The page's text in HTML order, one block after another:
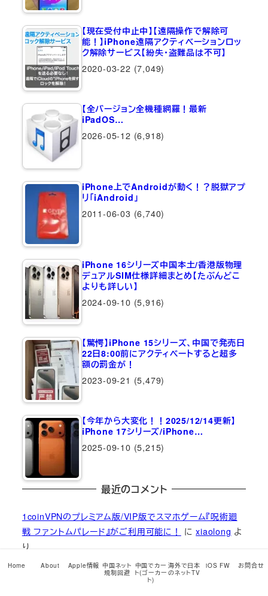
【現在受付中止中】【遠隔操作で解除可
能！】iPhone遠隔アクティベーションロッ
ク解除サービス【紛失・盗難品は不可】
2020-03-22 (7,049)
【全バージョン全機種網羅！最新
iPadOS…
2026-05-12 (6,918)
iPhone上でAndroidが動く！？脱獄アプ
リ「iAndroid」
2011-06-03 (6,740)
iPhone 16シリーズ中国本土/香港版物理
デュアルSIM仕様詳細まとめ【たぶんどこ
よりも詳しい】
2024-09-10 (5,916)
【驚愕】iPhone 15シリーズ、中国で発売日
22日8:00前にアクティベートすると超多
額の罰金が！
2023-09-21 (5,479)
【今年から大変化！！2025/12/14更新】
iPhone 17シリーズ/iPhone…
2025-09-10 (5,215)
最近のコメント
1coinVPNのプレミアム版/VIP版でスマホゲーム『呪術廻
戦 ファントムパレード』がご利用可能に！
にxiaolong よ
り
1coinVPNのプレミアム版/VIP版でスマホゲーム『呪術廻
戦 ファントムパレード』がご利用可能に！
Home About Apple情報 中国ネット
規制回避
中国でカー
ト(ゴーカー
ト)
海外で日本
のネットTV
iOS FW お問合せ